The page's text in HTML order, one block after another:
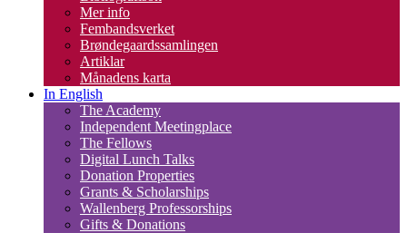
Mer info
Fembandsverket
Brøndegaardssamlingen
Artiklar
Månadens karta
In English
The Academy
Independent Meetingplace
The Fellows
Digital Lunch Talks
Donation Properties
Grants & Scholarships
Wallenberg Professorships
Gifts & Donations